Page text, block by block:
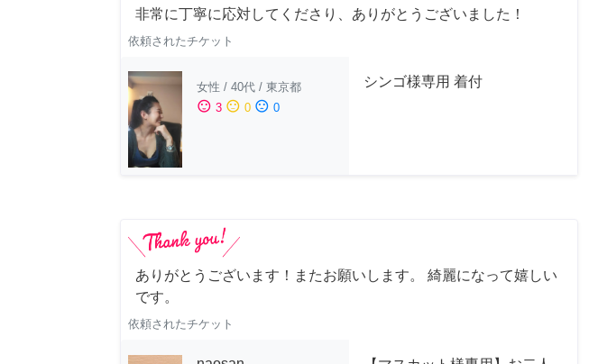
非常に丁寧に応対してくださり、ありがとうございました！
依頼されたチケット
女性 / 40代 / 東京都
sentiment_satisfied 3 sentiment_neutral 0 sentiment_dissatisfied 0
シンゴ様専用 着付
ありがとうございます！またお願いします。 綺麗になって嬉しい
です。
依頼されたチケット